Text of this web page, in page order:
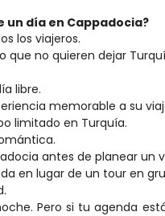
un día en Cappadocia?
los viajeros.
no quieren dejar
libre.
memorable a su
limitado en Turquía.
antes de planear un
en lugar de un tour en
Pero si tu agenda